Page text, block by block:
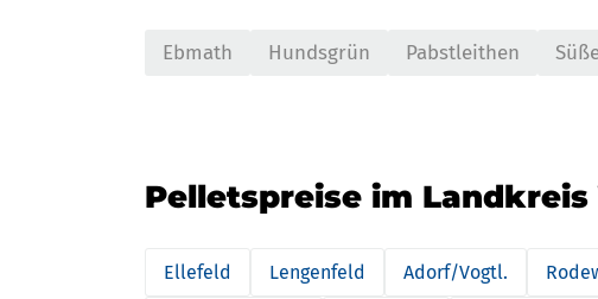
Ebmath Hundsgrün Pabstleithen
Pelletspreise im
Ellefeld Lengenfeld Adorf/Vogtl.